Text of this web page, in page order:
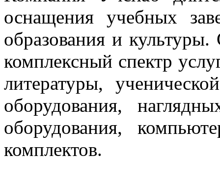
оснащения учебных
образования и
комплексный спектр
литературы,
оборудования,
оборудования,
комплектов.